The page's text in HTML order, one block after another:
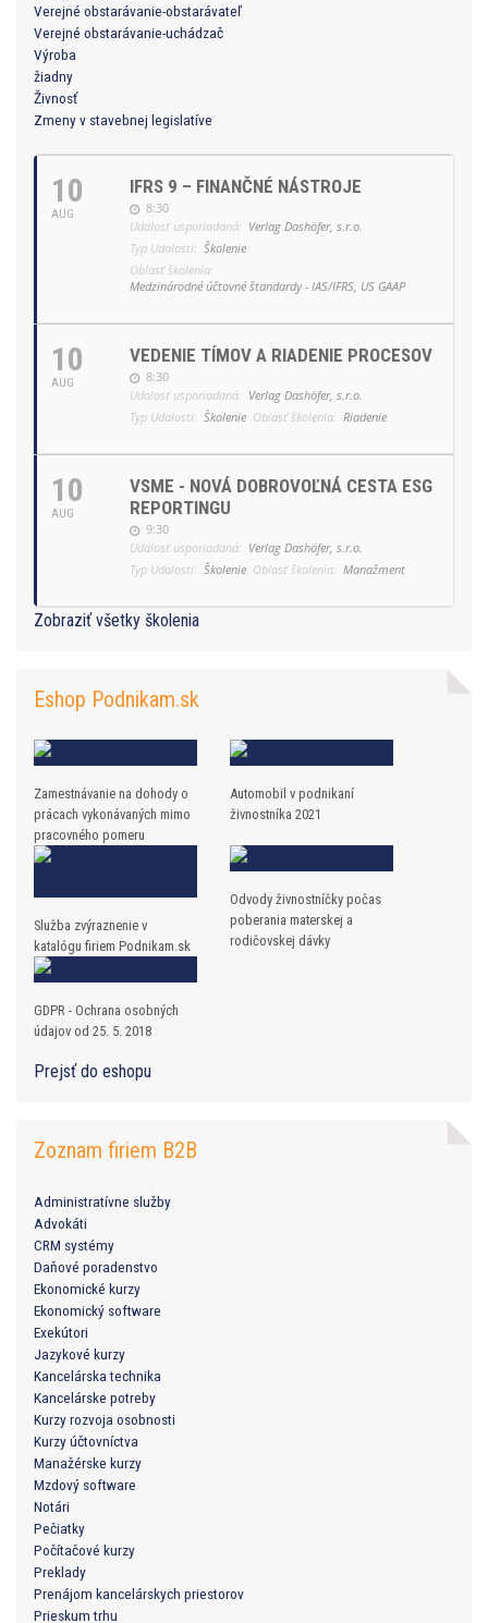
Verejné obstarávanie-obstarávateľ
Verejné obstarávanie-uchádzač
Výroba
žiadny
Živnosť
Zmeny v stavebnej legislatíve
10
AUG
IFRS 9 – FINANČNÉ NÁSTROJE
8:30
Udalosť usporiadaná: Verlag Dashöfer, s.r.o.
Typ Udalosti: Školenie
Oblasť školenia:
Medzinárodné účtovné štandardy - IAS/IFRS, US GAAP
10
AUG
VEDENIE TÍMOV A RIADENIE PROCESOV
8:30
Udalosť usporiadaná: Verlag Dashöfer, s.r.o.
Typ Udalosti: Školenie Oblasť školenia: Riadenie
10
AUG
VSME - NOVÁ DOBROVOĽNÁ CESTA ESG
REPORTINGU
9:30
Udalosť usporiadaná: Verlag Dashöfer, s.r.o.
Typ Udalosti: Školenie Oblasť školenia: Manažment
Zobraziť všetky školenia
Eshop Podnikam.sk
Zamestnávanie na dohody o
prácach vykonávaných mimo
pracovného pomeru
Automobil v podnikaní
živnostníka 2021
Služba zvýraznenie v
katalógu firiem Podnikam.sk
Odvody živnostníčky počas
poberania materskej a
rodičovskej dávky
GDPR - Ochrana osobných
údajov od 25. 5. 2018
Prejsť do eshopu
Zoznam firiem B2B
Administratívne služby
Advokáti
CRM systémy
Daňové poradenstvo
Ekonomické kurzy
Ekonomický software
Exekútori
Jazykové kurzy
Kancelárska technika
Kancelárske potreby
Kurzy rozvoja osobnosti
Kurzy účtovníctva
Manažérske kurzy
Mzdový software
Notári
Pečiatky
Počítačové kurzy
Preklady
Prenájom kancelárskych priestorov
Prieskum trhu